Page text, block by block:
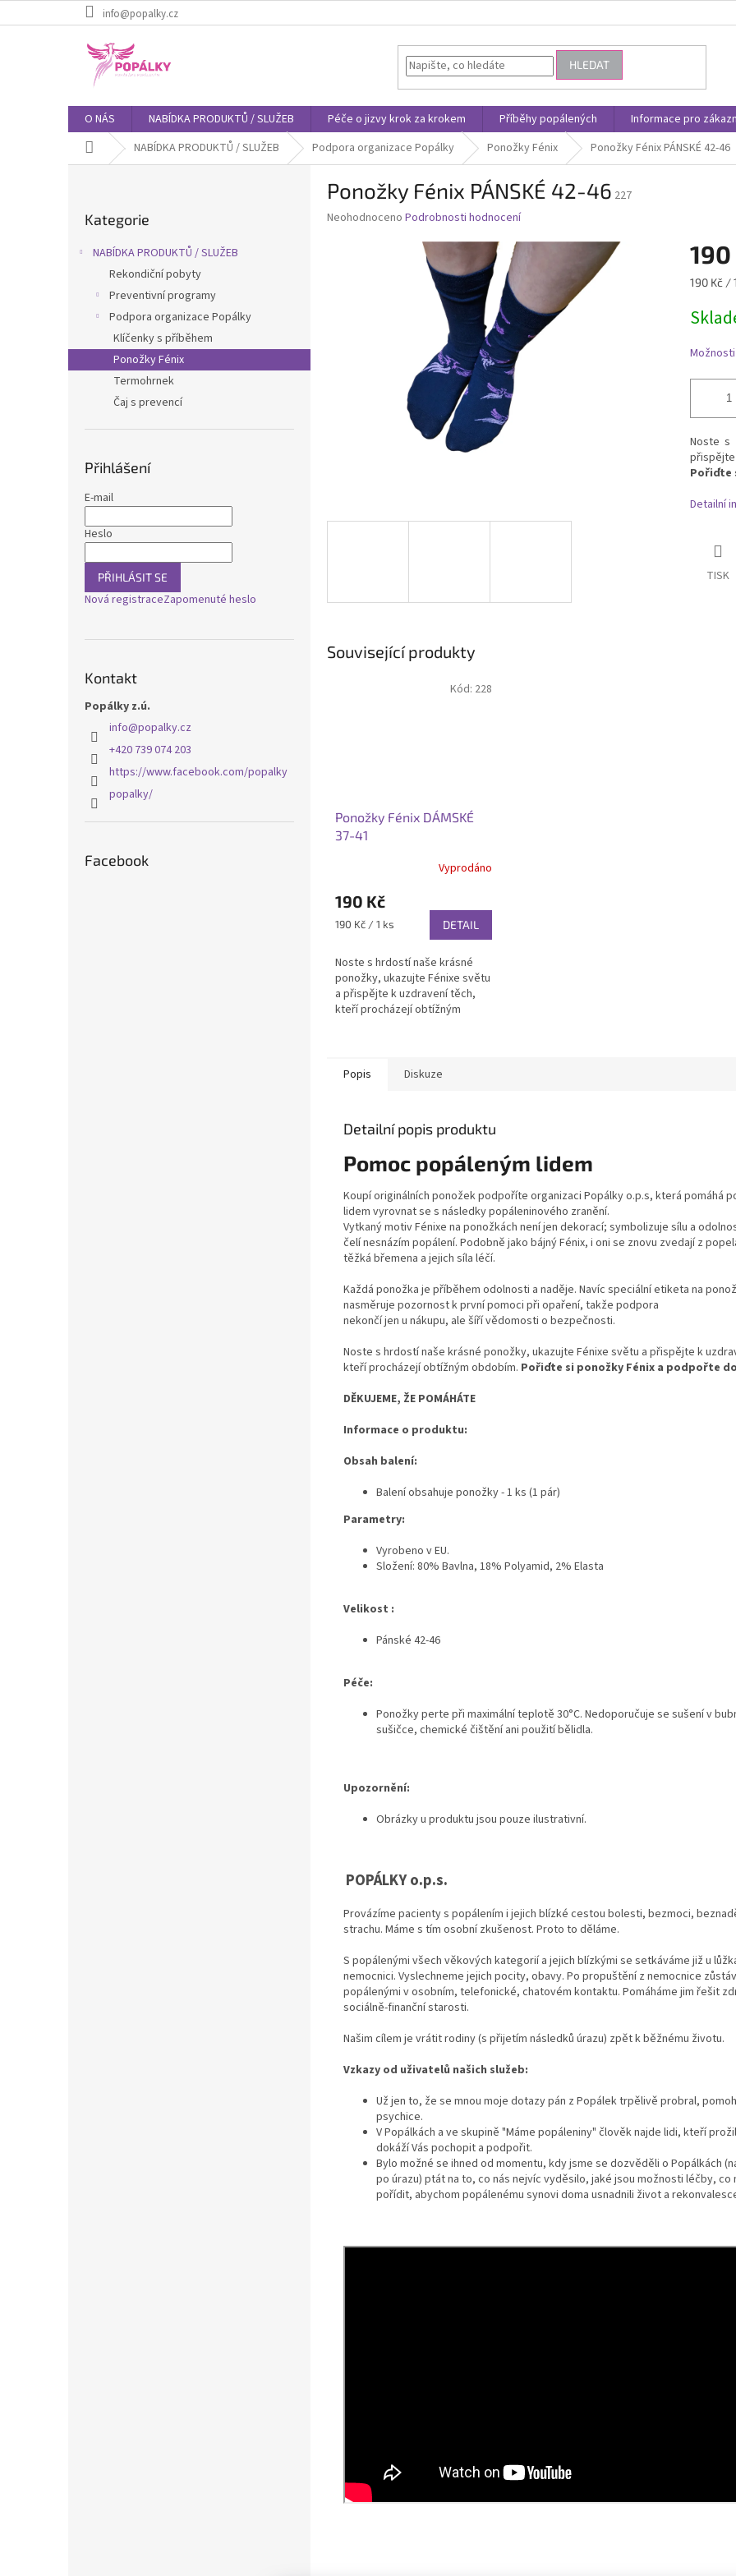
na
info@popalky.cz
HLEDAT
O NÁS NABÍDKA PRODUKTŮ / SLUŽEB Péče o jizvy krok za krokem Příběhy popálených Informace pro
Domů NABÍDKA PRODUKTŮ / SLUŽEB Podpora organizace Popálky Ponožky Fénix Ponožky Fénix PÁNSKÉ 42-46
a
n
kategorie
Kategorie
NABÍDKA PRODUKTŮ / SLUŽEB
Rekondiční pobyty
Preventivní programy
Podpora organizace Popálky
Klíčenky s příběhem
Ponožky Fénix
Termohrnek
Čaj s prevencí
Přihlášení
E-mail
Heslo
PŘIHLÁSIT SE
Nová registraceZapomenuté heslo
Kontakt
Popálky z.ú.
info@popalky.cz
+420 739 074 203
https://www.facebook.com/popalky
popalky/
Facebook
Ponožky Fénix PÁNSKÉ 42-46 227
Průměrné
Neohodnoceno Podrobnosti hodnocení
190
Měrná
190 Kč /
Noste s
Pořiďte
Detailní
TISK
Související produkty
Ponožky Fénix DÁMSKÉ
37-41
Vyprodáno
190 Kč
Měrná
190 Kč / 1 ks DETAIL
Noste s hrdostí naše krásné
ponožky, ukazujte Fénixe světu
a přispějte k uzdravení těch,
kteří procházejí obtížným
Kód: 228
Popis Diskuze
Detailní popis produktu
Pomoc popáleným lidem
Koupí originálních ponožek podpoříte organizaci Popálky o.p.s, která pomáhá
lidem vyrovnat se s následky popáleninového zranění.
Vytkaný motiv Fénixe na ponožkách není jen dekorací; symbolizuje sílu a
čelí nesnázím popálení. Podobně jako bájný Fénix, i oni se znovu zvedají z
těžká břemena a jejich síla léčí.
Každá ponožka je příběhem odolnosti a naděje. Navíc speciální etiketa na
nasměruje pozornost k první pomoci při opaření, takže podpora
nekončí jen u nákupu, ale šíří vědomosti o bezpečnosti.
Noste s hrdostí naše krásné ponožky, ukazujte Fénixe světu a přispějte k
kteří procházejí obtížným obdobím. Pořiďte si ponožky Fénix a podpořte
DĚKUJEME, ŽE POMÁHÁTE
Informace o produktu:
Obsah balení:
Balení obsahuje ponožky - 1 ks (1 pár)
Parametry:
Vyrobeno v EU.
Složení: 80% Bavlna, 18% Polyamid, 2% Elasta
Velikost :
Pánské 42-46
Péče:
Ponožky perte při maximální teplotě 30°C. Nedoporučuje se sušení v
sušičce, chemické čištění ani použití bělidla.
Upozornění:
Obrázky u produktu jsou pouze ilustrativní.
POPÁLKY o.p.s.
Provázíme pacienty s popálením i jejich blízké cestou bolesti, bezmoci,
strachu. Máme s tím osobní zkušenost. Proto to děláme.
S popálenými všech věkových kategorií a jejich blízkými se setkáváme již u
nemocnici. Vyslechneme jejich pocity, obavy. Po propuštění z nemocnice
popálenými v osobním, telefonické, chatovém kontaktu. Pomáháme jim řešit
sociálně-finanční starosti.
Našim cílem je vrátit rodiny (s přijetím následků úrazu) zpět k běžnému životu.
Vzkazy od uživatelů našich služeb:
Už jen to, že se mnou moje dotazy pán z Popálek trpělivě probral,
psychice.
V Popálkách a ve skupině "Máme popáleniny" člověk najde lidi, kteří
dokáží Vás pochopit a podpořit.
Bylo možné se ihned od momentu, kdy jsme se dozvěděli o Popálkách
po úrazu) ptát na to, co nás nejvíc vyděsilo, jaké jsou možnosti léčby, co
pořídit, abychom popálenému synovi doma usnadnili život a